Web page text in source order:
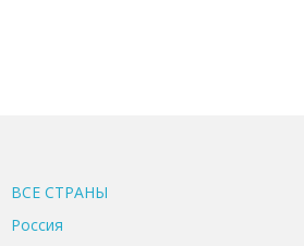
ВСЕ CТРАНЫ
Россия